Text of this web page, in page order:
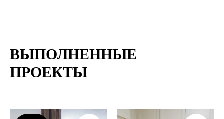
ВЫПОЛНЕННЫЕ
ПРОЕКТЫ